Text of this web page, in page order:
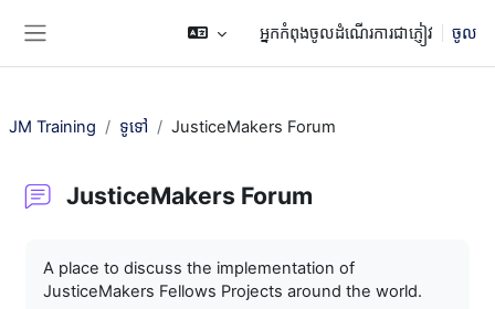
អ្នកកំពុងចូលដំណើរការជាភ្ញៀវ ចូល
JM Training ទូទៅ JusticeMakers Forum
JusticeMakers Forum
A place to discuss the implementation of
JusticeMakers Fellows Projects around the world.